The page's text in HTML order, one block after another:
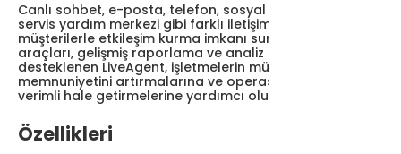
Canlı sohbet, e-posta, telefon, sosyal medya ve self-
servis yardım merkezi gibi farklı iletişim araçlarıyla
müşterilerle etkileşim kurma imkanı sunar. Otomasyon
araçları, gelişmiş raporlama ve analiz özellikleriyle
desteklenen LiveAgent, işletmelerin müşteri
memnuniyetini artırmalarına ve operasyonlarını daha
verimli hale getirmelerine yardımcı olur.
Özellikleri